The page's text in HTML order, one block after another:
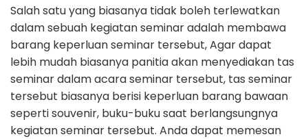
Salah satu yang biasanya tidak boleh terlewatkan
dalam sebuah kegiatan seminar adalah membawa
barang keperluan seminar tersebut, Agar dapat
lebih mudah biasanya panitia akan menyediakan tas
seminar dalam acara seminar tersebut, tas seminar
tersebut biasanya berisi keperluan barang bawaan
seperti souvenir, buku-buku saat berlangsungnya
kegiatan seminar tersebut. Anda dapat memesan